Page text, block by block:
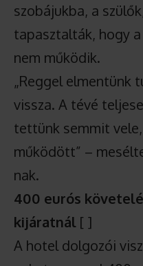
szobájukba, a
tapasztalták, hogy
nem működik.
„Reggel elmentünk
vissza. A tévé
tettünk semmit
működött” –
nak.
400 eurós
kijáratnál [ ]
A hotel dolgozói